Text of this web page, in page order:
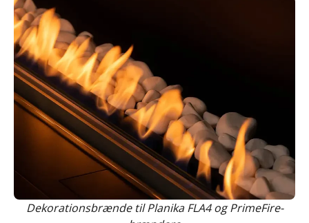
Dekorationsbrænde til Planika FLA4 og PrimeFire-